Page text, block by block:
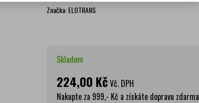
Značka:ELOTRANS
Skladem
224,00 KčVč. DPH
Nakupte za 999,- Kč a získáte dopravu